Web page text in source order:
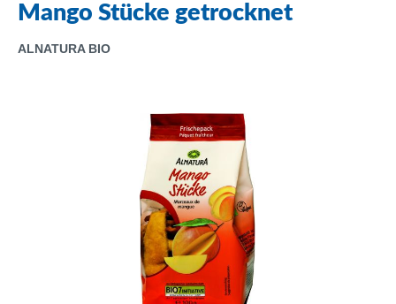
Mango Stücke getrocknet
ALNATURA BIO